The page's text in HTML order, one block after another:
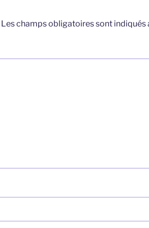
Les champs obligatoires sont indiqués